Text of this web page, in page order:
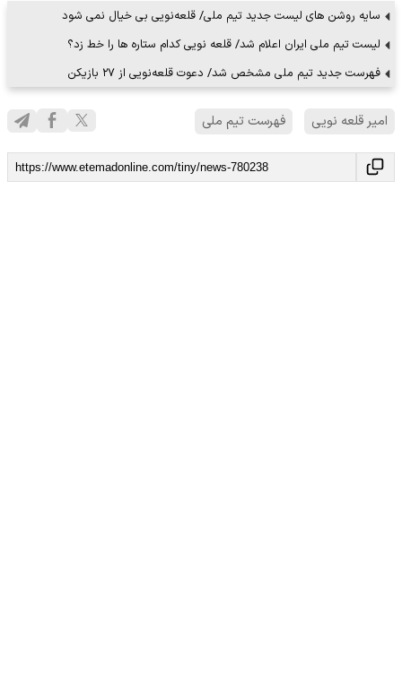
سایه روشن های لیست جدید تیم ملی/ قلعه‌نویی بی خیال نمی شود
لیست تیم ملی ایران اعلام شد/ قلعه نویی کدام ستاره ها را خط زد؟
فهرست جدید تیم ملی مشخص شد/ دعوت قلعه‌نویی از ٢٧ بازیکن
امیر قلعه نویی فهرست تیم ملی